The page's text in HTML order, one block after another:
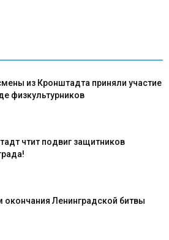
из Кронштадта приняли участие
физкультурников
чтит подвиг защитников
окончания Ленинградской битвы